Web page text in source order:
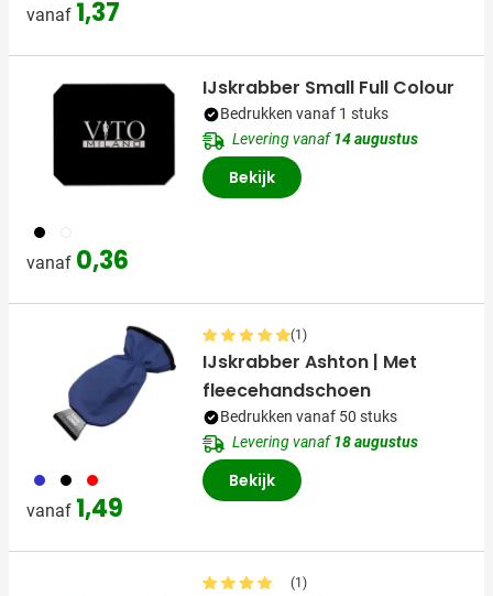
vanaf 1,37
001 002
vanaf 0,36
IJskrabber Small Full Colour
Bedrukken vanaf 1 stuks
Levering vanaf14 augustus
Bekijk
023 001 008
vanaf 1,49
(1)
IJskrabber Ashton | Met
fleecehandschoen
Bedrukken vanaf 50 stuks
Levering vanaf18 augustus
Bekijk
(1)